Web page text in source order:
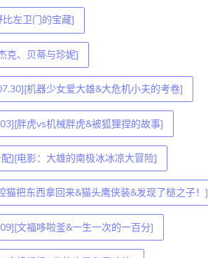
左卫门的宝藏]
克、贝蒂与珍妮]
机器少女爱大雄&大危机小夫的考卷]
胖虎vs机械胖虎&被狐狸捏的故事]
][电影：大雄的南极冰冰凉大冒险]
猫把东西拿回来&猫头鹰侠装&发现了槌之子！]
文福哆啦釜&一生一次的一百分]